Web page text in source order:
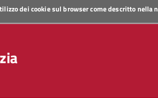
dei cookie sul browser come descritto nella